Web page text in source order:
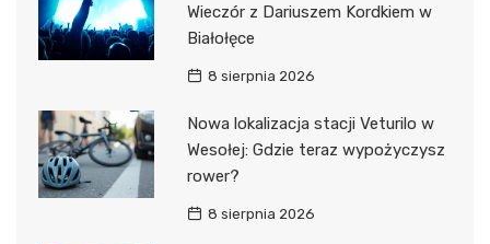
Wieczór z Dariuszem Kordkiem w
Białołęce
8 sierpnia 2026
Nowa lokalizacja stacji Veturilo w
Wesołej: Gdzie teraz wypożyczysz
rower?
8 sierpnia 2026